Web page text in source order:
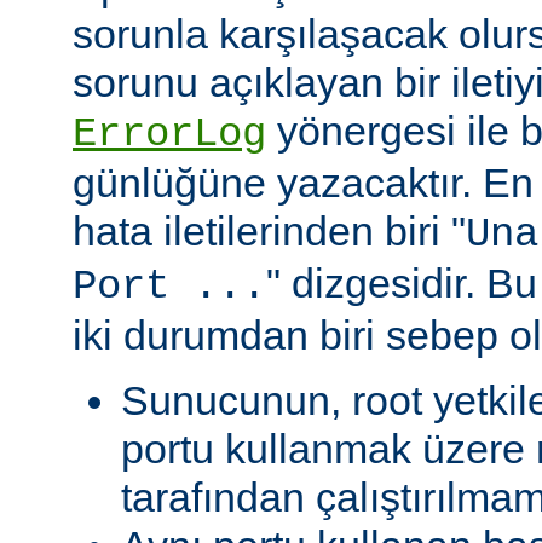
sorunla karşılaşacak
sorunu açıklayan bir
ErrorLog yönergesi ile
günlüğüne yazacaktır. En
hata iletilerinden biri "
Port ... " dizgesidir.
iki durumdan biri sebep
Sunucunun, root
portu kullanmak üzere
tarafından